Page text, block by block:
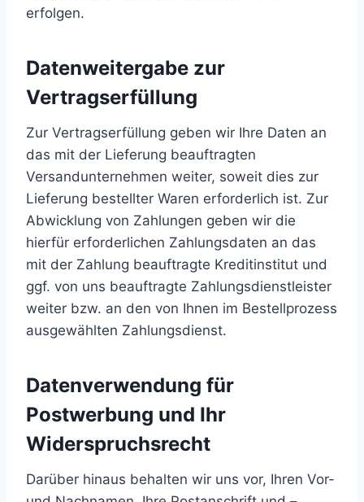
erfolgen.
Datenweitergabe zur
Vertragserfüllung
Zur Vertragserfüllung geben wir Ihre Daten an
das mit der Lieferung beauftragten
Versandunternehmen weiter, soweit dies zur
Lieferung bestellter Waren erforderlich ist. Zur
Abwicklung von Zahlungen geben wir die
hierfür erforderlichen Zahlungsdaten an das
mit der Zahlung beauftragte Kreditinstitut und
ggf. von uns beauftragte Zahlungsdienstleister
weiter bzw. an den von Ihnen im Bestellprozess
ausgewählten Zahlungsdienst.
Datenverwendung für
Postwerbung und Ihr
Widerspruchsrecht
Darüber hinaus behalten wir uns vor, Ihren Vor-